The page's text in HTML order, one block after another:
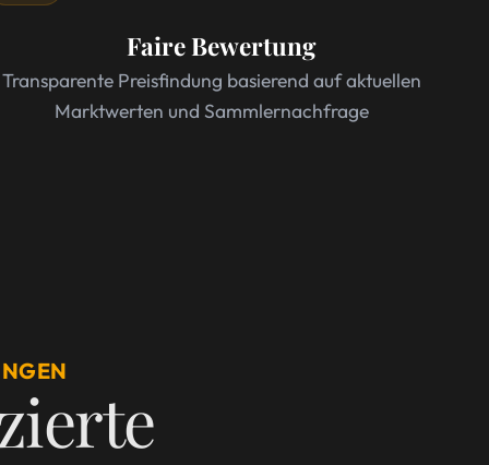
Faire Bewertung
Transparente Preisfindung basierend auf aktuellen
Marktwerten und Sammlernachfrage